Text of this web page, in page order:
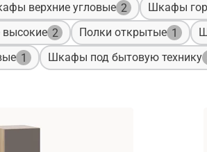
верхние угловые 2 Шкафы
2 Полки открытые 1
1 Шкафы под бытовую технику